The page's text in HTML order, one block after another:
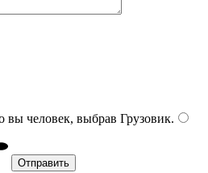
вы человек, выбрав Грузовик.